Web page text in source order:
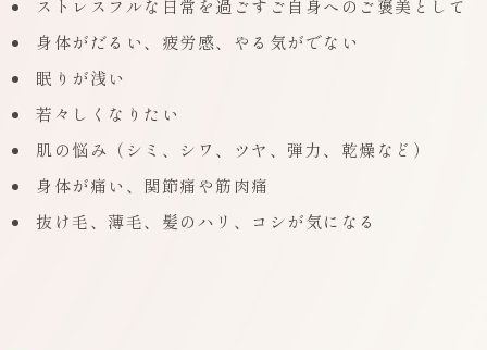
ストレスフルな日常を過ごすご自身へのご褒美として
身体がだるい、疲労感、やる気がでない
眠りが浅い
若々しくなりたい
肌の悩み（シミ、シワ、ツヤ、弾力、乾燥など）
身体が痛い、関節痛や筋肉痛
抜け毛、薄毛、髪のハリ、コシが気になる